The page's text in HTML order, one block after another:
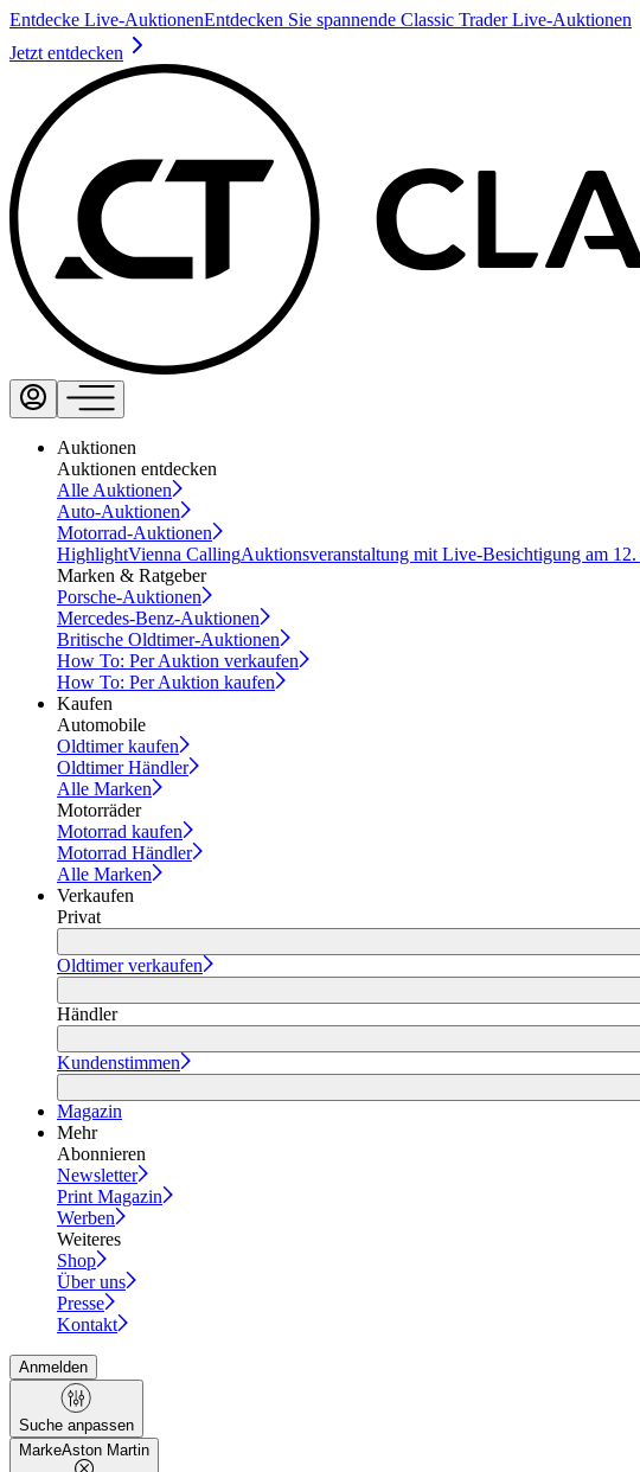
Entdecke Live-AuktionenEntdecken Sie spannende Classic Trader Live-Auktionen
Jetzt entdecken
Auktionen
Auktionen entdecken
Alle Auktionen
Auto-Auktionen
Motorrad-Auktionen
HighlightVienna CallingAuktionsveranstaltung mit Live-Besichtigung am 12.
Marken & Ratgeber
Porsche-Auktionen
Mercedes-Benz-Auktionen
Britische Oldtimer-Auktionen
How To: Per Auktion verkaufen
How To: Per Auktion kaufen
Kaufen
Automobile
Oldtimer kaufen
Oldtimer Händler
Alle Marken
Motorräder
Motorrad kaufen
Motorrad Händler
Alle Marken
Verkaufen
Privat
Oldtimer verkaufen
Händler
Kundenstimmen
Magazin
Mehr
Abonnieren
Newsletter
Print Magazin
Werben
Weiteres
Shop
Über uns
Presse
Kontakt
Anmelden
Suche anpassen
MarkeAston Martin